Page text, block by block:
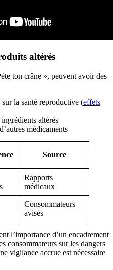
altérés
ton crâne », peuvent avoir des
la santé reproductive (effets
altérés
médicaments
Source
Rapports
médicaux
Consommateurs
avisés
l’importance d’un encadrement
consommateurs sur les dangers
vigilance accrue est nécessaire